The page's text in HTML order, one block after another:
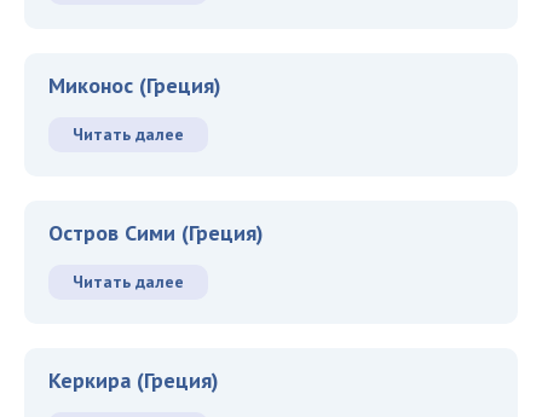
Миконос (Греция)
Читать далее
Остров Сими (Греция)
Читать далее
Керкира (Греция)